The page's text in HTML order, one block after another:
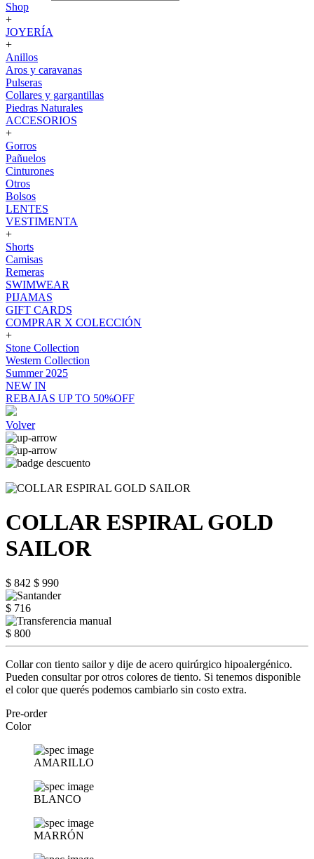
Shop
+
JOYERÍA
+
Anillos
Aros y caravanas
Pulseras
Collares y gargantillas
Piedras Naturales
ACCESORIOS
+
Gorros
Pañuelos
Cinturones
Otros
Bolsos
LENTES
VESTIMENTA
+
Shorts
Camisas
Remeras
SWIMWEAR
PIJAMAS
GIFT CARDS
COMPRAR X COLECCIÓN
+
Stone Collection
Western Collection
Summer 2025
NEW IN
REBAJAS UP TO 50%OFF
Volver
COLLAR ESPIRAL GOLD
SAILOR
$ 842 $ 990
$ 716
$ 800
Collar con tiento sailor y dije de acero quirúrgico hipoalergénico.
Pueden consultar por otros colores de tiento. Si tenemos disponible
el color que querés podemos cambiarlo sin costo extra.
Pre-order
Color
AMARILLO
BLANCO
MARRÓN